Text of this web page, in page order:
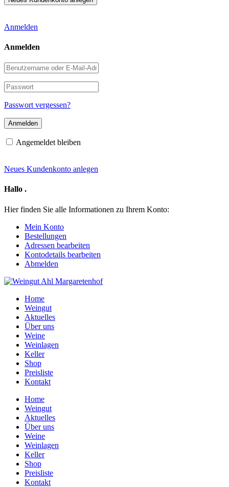
Anmelden
Anmelden
Benutzername
oder
E-
Mail-
Adresse
Passwort
Passwort vergessen?
Angemeldet bleiben
Neues Kundenkonto anlegen
Hallo .
Hier finden Sie alle Informationen zu Ihrem Konto:
Mein Konto
Bestellungen
Adressen bearbeiten
Kontodetails bearbeiten
Abmelden
Home
Weingut
Aktuelles
Über uns
Weine
Weinlagen
Keller
Shop
Preisliste
Kontakt
Home
Weingut
Aktuelles
Über uns
Weine
Weinlagen
Keller
Shop
Preisliste
Kontakt